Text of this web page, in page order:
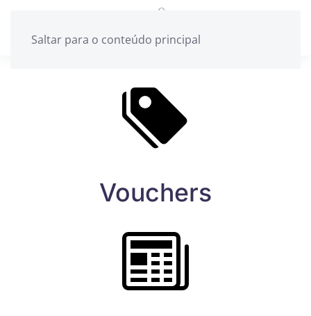
Saltar para o conteúdo principal
Vouchers